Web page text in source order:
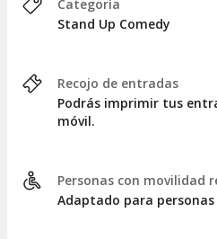
Categoría
Stand Up Comedy
Recojo de entradas
Podrás imprimir tus
móvil.
Personas con movilidad
Adaptado para